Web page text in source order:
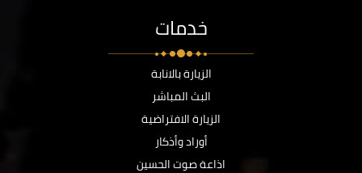
خدمات
الزيارة بالانابة
البث المباشر
الزيارة الافتراضية
أوراد وأذكار
اذاعة صوت الحسين